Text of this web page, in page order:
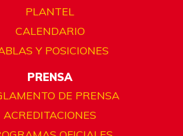
PLANTEL
CALENDARIO
Y POSICIONES
PRENSA
DE PRENSA
ACREDITACIONES